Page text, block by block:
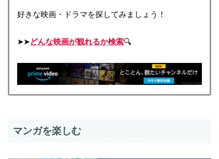
好きな映画・ドラマを探してみましょう！
➤➤どんな映画が観れるか検索🔍
マンガを楽しむ